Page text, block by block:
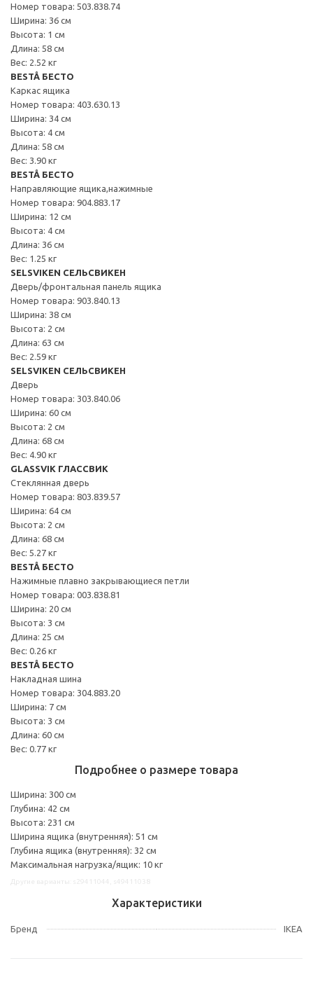
Номер товара: 503.838.74
Ширина: 36 см
Высота: 1 см
Длина: 58 см
Вес: 2.52 кг
BESTÅ БЕСТО
Каркас ящика
Номер товара: 403.630.13
Ширина: 34 см
Высота: 4 см
Длина: 58 см
Вес: 3.90 кг
BESTÅ БЕСТО
Направляющие ящика,нажимные
Номер товара: 904.883.17
Ширина: 12 см
Высота: 4 см
Длина: 36 см
Вес: 1.25 кг
SELSVIKEN СЕЛЬСВИКЕН
Дверь/фронтальная панель ящика
Номер товара: 903.840.13
Ширина: 38 см
Высота: 2 см
Длина: 63 см
Вес: 2.59 кг
SELSVIKEN СЕЛЬСВИКЕН
Дверь
Номер товара: 303.840.06
Ширина: 60 см
Высота: 2 см
Длина: 68 см
Вес: 4.90 кг
GLASSVIK ГЛАССВИК
Стеклянная дверь
Номер товара: 803.839.57
Ширина: 64 см
Высота: 2 см
Длина: 68 см
Вес: 5.27 кг
BESTÅ БЕСТО
Нажимные плавно закрывающиеся петли
Номер товара: 003.838.81
Ширина: 20 см
Высота: 3 см
Длина: 25 см
Вес: 0.26 кг
BESTÅ БЕСТО
Накладная шина
Номер товара: 304.883.20
Ширина: 7 см
Высота: 3 см
Длина: 60 см
Вес: 0.77 кг
Подробнее о размере товара
Ширина: 300 см
Глубина: 42 см
Высота: 231 см
Ширина ящика (внутренняя): 51 см
Глубина ящика (внутренняя): 32 см
Максимальная нагрузка/ящик: 10 кг
Характеристики
Бренд IKEA